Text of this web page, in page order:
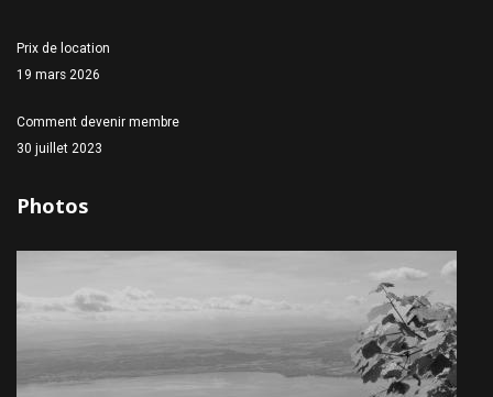
Prix de location
19 mars 2026
Comment devenir membre
30 juillet 2023
Photos